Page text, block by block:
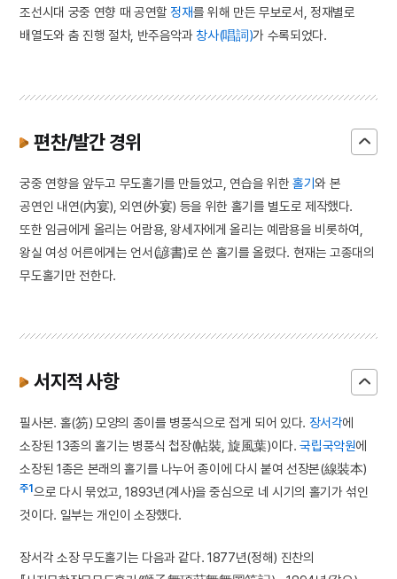
조선시대 궁중 연향 때 공연할 정재를 위해 만든 무보로서, 정재별로
배열도와 춤 진행 절차, 반주음악과창사(唱詞)가 수록되었다.
편찬/발간 경위
궁중 연향을 앞두고 무도홀기를 만들었고, 연습을 위한 홀기와 본
공연인 내연(內宴), 외연(外宴) 등을 위한 홀기를 별도로 제작했다.
또한 임금에게 올리는 어람용, 왕세자에게 올리는 예람용을 비롯하여,
왕실 여성 어른에게는 언서(諺書)로 쓴 홀기를 올렸다. 현재는 고종대의
무도홀기만 전한다.
서지적 사항
필사본. 홀(笏) 모양의 종이를 병풍식으로 접게 되어 있다. 장서각에
소장된 13종의 홀기는 병풍식 첩장(帖裝, 旋風葉)이다.국립국악원에
소장된 1종은 본래의 홀기를 나누어 종이에 다시 붙여 선장본(線裝本)
주1 으로 다시 묶었고, 1893년(계사)을 중심으로 네 시기의 홀기가 섞인
것이다. 일부는 개인이 소장했다.
장서각 소장 무도홀기는 다음과 같다. 1877년(정해) 진찬의